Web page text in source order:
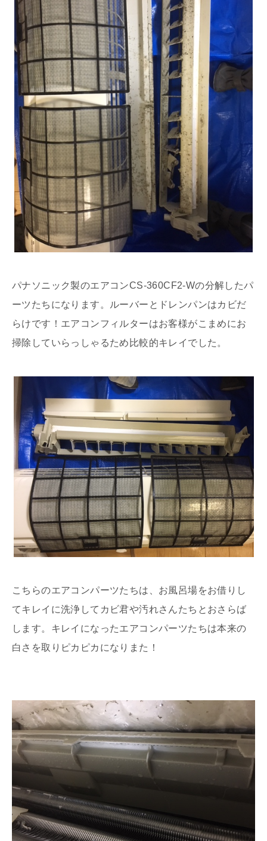
パナソニック製のエアコンCS-360CF2-Wの分解したパ
ーツたちになります。ルーバーとドレンパンはカビだ
らけです！エアコンフィルターはお客様がこまめにお
掃除していらっしゃるため比較的キレイでした。
こちらのエアコンパーツたちは、お風呂場をお借りし
てキレイに洗浄してカビ君や汚れさんたちとおさらば
します。キレイになったエアコンパーツたちは本来の
白さを取りピカピカになりまた！